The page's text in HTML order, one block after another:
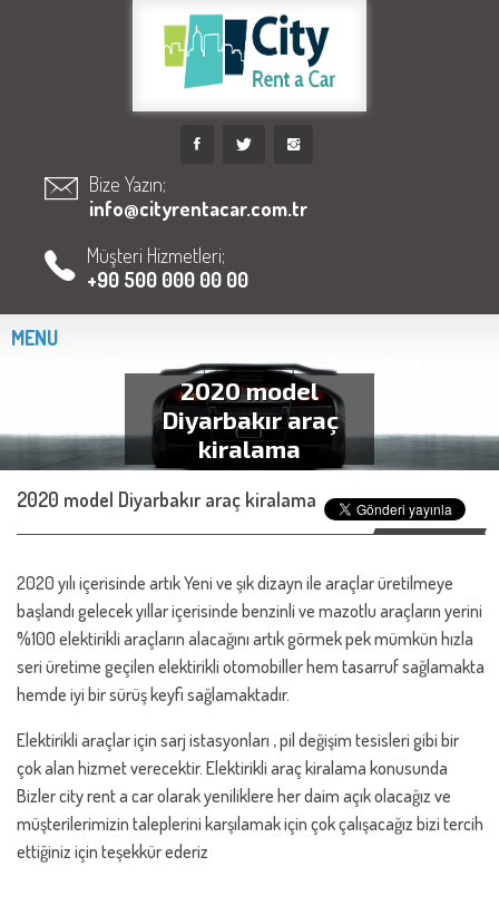
Bize Yazın;
info@cityrentacar.com.tr
Müşteri Hizmetleri;
+90 500 000 00 00
MENU
2020 model
Diyarbakır araç
kiralama
2020 model Diyarbakır araç kiralama
2020 yılı içerisinde artık Yeni ve şık dizayn ile araçlar üretilmeye
başlandı gelecek yıllar içerisinde benzinli ve mazotlu araçların yerini
%100 elektirikli araçların alacağını artık görmek pek mümkün hızla
seri üretime geçilen elektirikli otomobiller hem tasarruf sağlamakta
hemde iyi bir sürüş keyfi sağlamaktadır.
Elektirikli araçlar için sarj istasyonları , pil değişim tesisleri gibi bir
çok alan hizmet verecektir. Elektirikli araç kiralama konusunda
Bizler city rent a car olarak yeniliklere her daim açık olacağız ve
müşterilerimizin taleplerini karşılamak için çok çalışacağız bizi tercih
ettiğiniz için teşekkür ederiz